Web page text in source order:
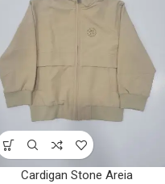
Cardigan Stone Areia